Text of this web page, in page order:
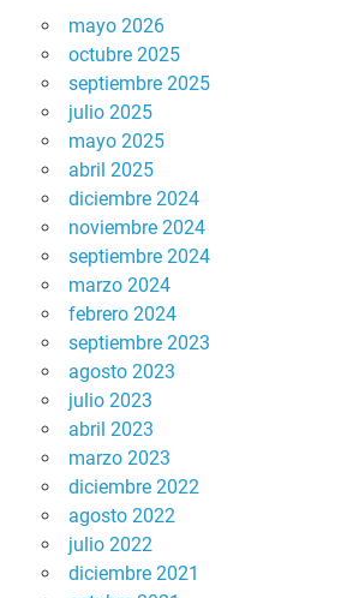
mayo 2026
octubre 2025
septiembre 2025
julio 2025
mayo 2025
abril 2025
diciembre 2024
noviembre 2024
septiembre 2024
marzo 2024
febrero 2024
septiembre 2023
agosto 2023
julio 2023
abril 2023
marzo 2023
diciembre 2022
agosto 2022
julio 2022
diciembre 2021